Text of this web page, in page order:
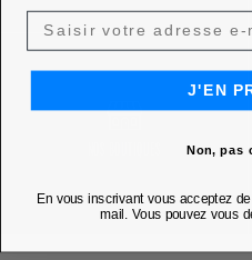
J'EN
Non, pas
En vous inscrivant vous acceptez
mail. Vous pouvez vous